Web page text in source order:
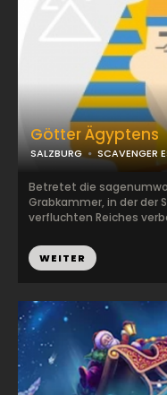
Götter Ägyptens
SALZBURG SCAVENGER
Betretet die
Grabkammer, in der der
verfluchten Reiches
WEITER